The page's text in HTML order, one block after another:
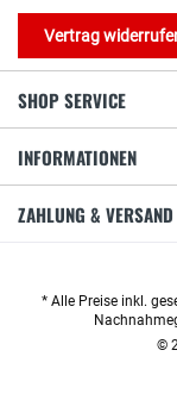
Vertrag
SHOP SERVICE
INFORMATIONEN
ZAHLUNG & VERSAND
* Alle Preise inkl.
©